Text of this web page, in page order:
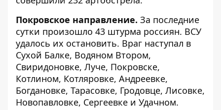
Покровское направление. За последние
сутки произошло 43 штурма россиян. ВСУ
удалось их остановить. Враг наступал в
Сухой Балке, Водяном Втором,
Свиридоновке, Луче, Покровске,
Котлином, Котляровке, Андреевке,
Богдановке, Тарасовке, Гродовце, Лисовке,
Новопавловке, Сергеевке и Удачном.